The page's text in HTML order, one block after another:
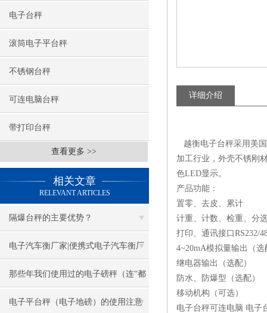
电子台秤
滚筒电子平台秤
不锈钢台秤
可连电脑台秤
带打印台秤
查看更多 >>
相关文章
RELEVANT ARTICLES
隔爆台秤的主要优势？
电子汽车衡厂家|便携式电子汽车衡厂
家
那些年我们使用过的电子磅秤（连“都
叫兽”都不知道）
电子平台秤（电子地磅）的使用注意
详细介绍
越衡电子台秤采用美
加工行业，外壳不锈刚
色LED显示。
产品功能：
置零、去皮、累计
计重、计数、检重、分
打印、通讯接口RS232/
4~20mA模拟量输出（选
继电器输出（选配）
防水、防爆型（选配）
移动机构（可选）
电子台秤可连电脑 电子